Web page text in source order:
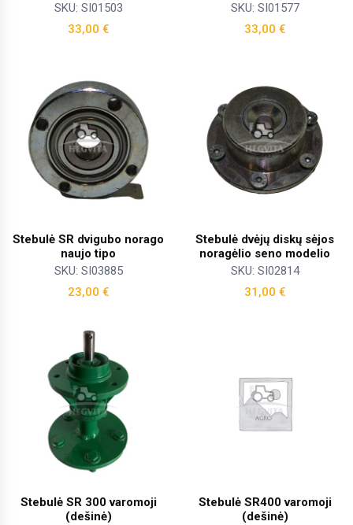
SKU: SI01503
33,00 €
SKU: SI01577
33,00 €
Stebulė SR dvigubo norago
naujo tipo
SKU: SI03885
23,00 €
Stebulė dvėjų diskų sėjos
noragėlio seno modelio
SKU: SI02814
31,00 €
Stebulė SR 300 varomoji
(dešinė)
Stebulė SR400 varomoji
(dešinė)